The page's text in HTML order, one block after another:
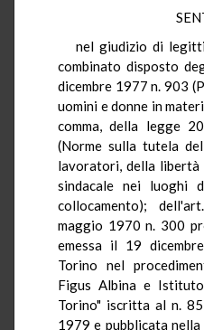
nel giudizio di
combinato disposto
dicembre 1977 n. 903
uomini e donne in
comma, della legge
(Norme sulla tutela
lavoratori, della
sindacale nei luoghi
collocamento);
maggio 1970 n. 300
emessa il 19
Torino nel
Figus Albina e
Torino" iscritta al n.
1979 e pubblicata